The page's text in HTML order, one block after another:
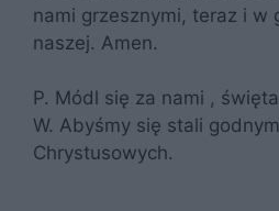
nami grzesznymi, teraz i w
naszej. Amen.
P. Módl się za nami ,
W. Abyśmy się stali
Chrystusowych.